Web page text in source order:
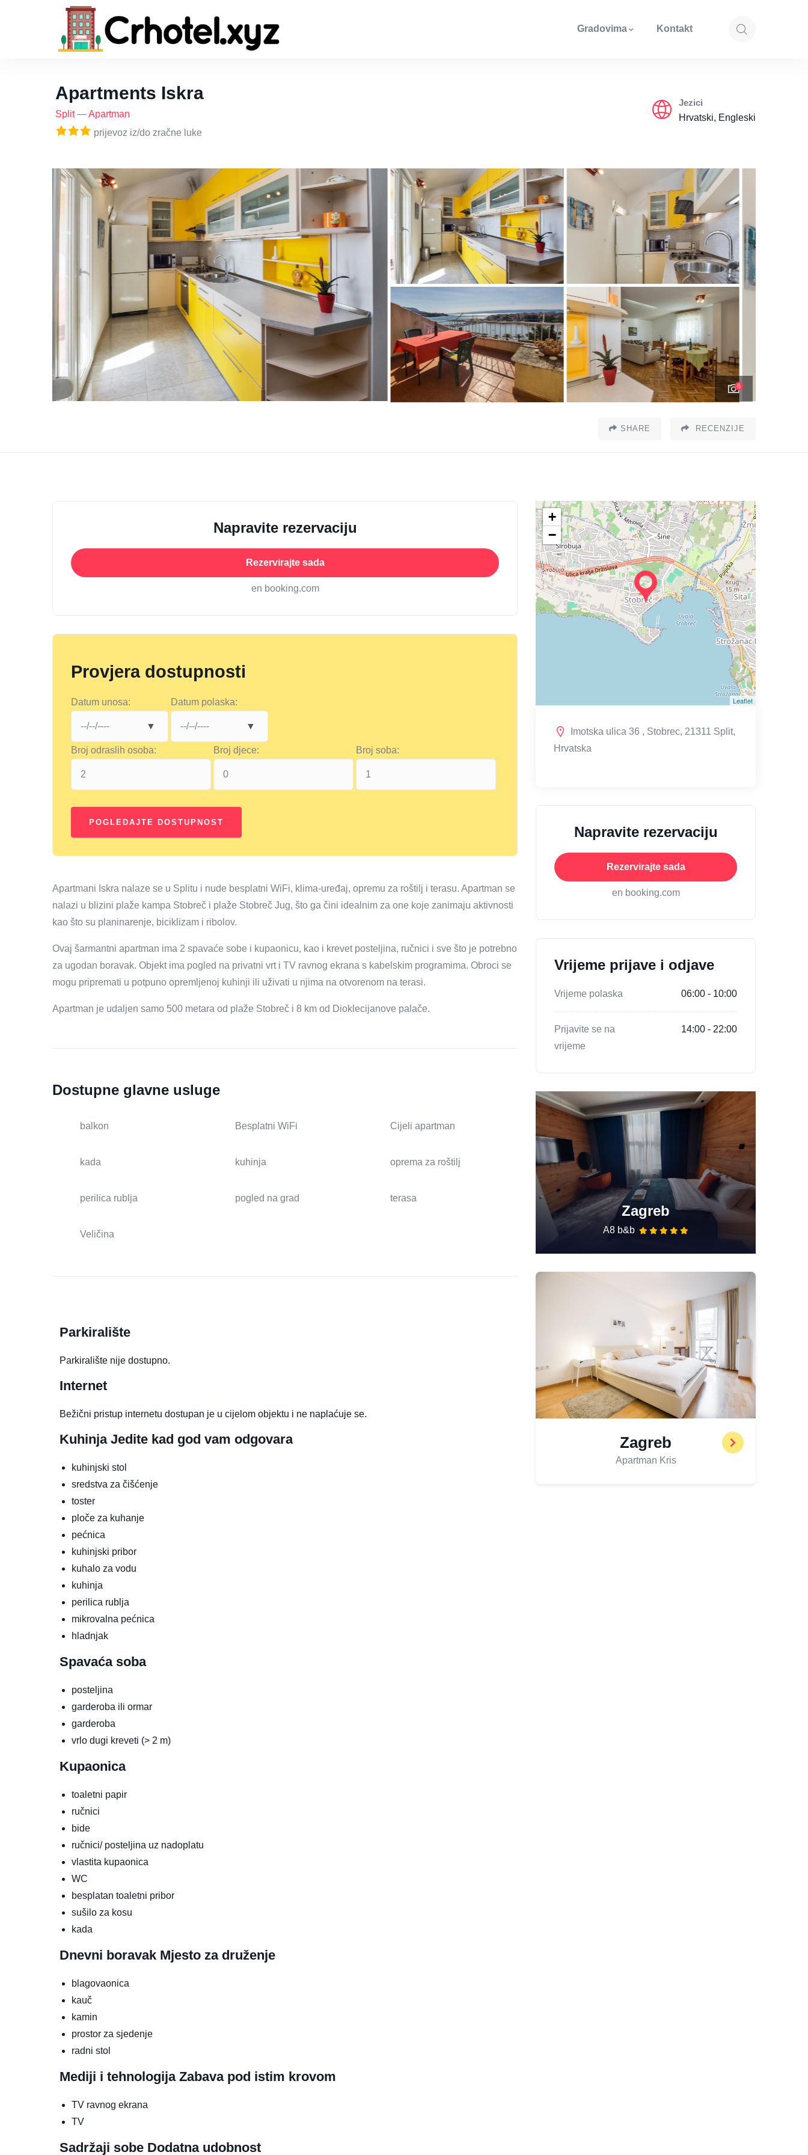
Gradovima Kontakt
Apartments Iskra
Split—Apartman
prijevoz iz/do zračne luke
Jezici
Hrvatski, Engleski
6
SHARE RECENZIJE
Napravite rezervaciju
Rezervirajte sada
en booking.com
Provjera dostupnosti
Datum unosa: Datum polaska:
Broj odraslih osoba: Broj djece: Broj soba:
Apartmani Iskra nalaze se u Splitu i nude besplatni WiFi, klima-uređaj, opremu za roštilj i terasu. Apartman se
nalazi u blizini plaže kampa Stobreč i plaže Stobreč Jug, što ga čini idealnim za one koje zanimaju aktivnosti
kao što su planinarenje, biciklizam i ribolov.
Ovaj šarmantni apartman ima 2 spavaće sobe i kupaonicu, kao i krevet posteljina, ručnici i sve što je potrebno
za ugodan boravak. Objekt ima pogled na privatni vrt i TV ravnog ekrana s kabelskim programima. Obroci se
mogu pripremati u potpuno opremljenoj kuhinji ili uživati ​​u njima na otvorenom na terasi.
Apartman je udaljen samo 500 metara od plaže Stobreč i 8 km od Dioklecijanove palače.
Dostupne glavne usluge
balkon Besplatni WiFi Cijeli apartman
kada kuhinja oprema za roštilj
perilica rublja pogled na grad terasa
Veličina
Parkiralište
Parkiralište nije dostupno.
Internet
Bežični pristup internetu dostupan je u cijelom objektu i ne naplaćuje se.
Kuhinja Jedite kad god vam odgovara
kuhinjski stol
sredstva za čišćenje
toster
ploče za kuhanje
pećnica
kuhinjski pribor
kuhalo za vodu
kuhinja
perilica rublja
mikrovalna pećnica
hladnjak
Spavaća soba
posteljina
garderoba ili ormar
garderoba
vrlo dugi kreveti (> 2 m)
Kupaonica
toaletni papir
ručnici
bide
ručnici/ posteljina uz nadoplatu
vlastita kupaonica
WC
besplatan toaletni pribor
sušilo za kosu
kada
Dnevni boravak Mjesto za druženje
blagovaonica
kauč
kamin
prostor za sjedenje
radni stol
Mediji i tehnologija Zabava pod istim krovom
TV ravnog ekrana
TV
Sadržaji sobe Dodatna udobnost
+
−
Leaflet
Imotska ulica 36 , Stobrec, 21311 Split,
Hrvatska
Napravite rezervaciju
Rezervirajte sada
en booking.com
Vrijeme prijave i odjave
Vrijeme polaska 06:00 - 10:00
Prijavite se na
vrijeme
14:00 - 22:00
Zagreb
A8 b&b
Zagreb
Apartman Kris